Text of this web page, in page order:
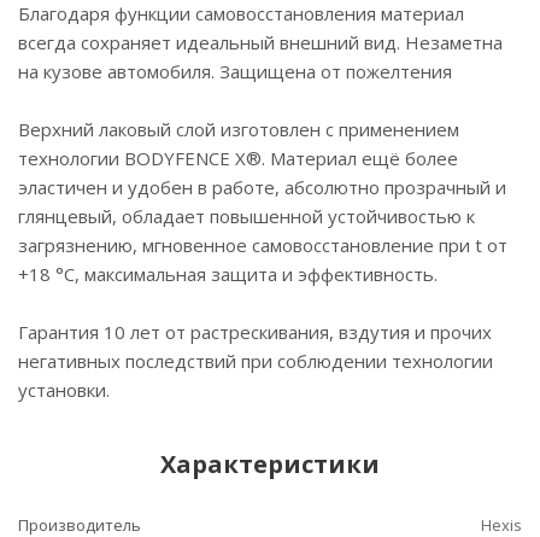
Благодаря функции самовосстановления материал
всегда сохраняет идеальный внешний вид. Незаметна
на кузове автомобиля. Защищена от пожелтения
Верхний лаковый слой изготовлен с применением
технологии BODYFENCE Х®. Материал ещё более
эластичен и удобен в работе, абсолютно прозрачный и
глянцевый, обладает повышенной устойчивостью к
загрязнению, мгновенное самовосстановление при t от
+18 °C, максимальная защита и эффективность.
Гарантия 10 лет от растрескивания, вздутия и прочих
негативных последствий при соблюдении технологии
установки.
Характеристики
Производитель
Hexis